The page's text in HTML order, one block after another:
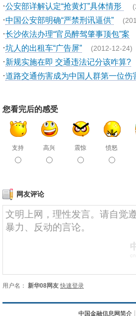
·公安部详解认定“抢黄灯”具体情形
·中国公安部明确“严禁刑讯逼供”
·长沙依法办理“官员醉驾肇事顶包”案
·坑人的出租车“广告屏” (2012-12-24)
·新规实施在即 交通违法记分该咋算?
·道路交通伤害成为中国人群第一位伤
您看完后的感受
支持 高兴 震惊 愤怒
网友评论
用户名： 新华08网友 快速登录
中国金融信息网简介